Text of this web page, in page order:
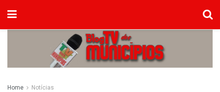
Home Notícias